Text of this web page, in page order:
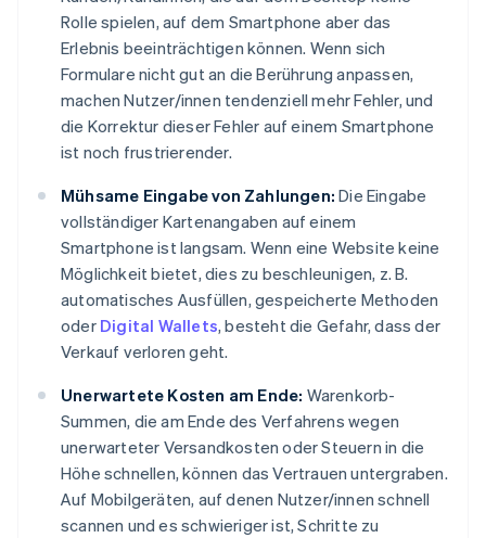
Rolle spielen, auf dem Smartphone aber das
Erlebnis beeinträchtigen können. Wenn sich
Formulare nicht gut an die Berührung anpassen,
machen Nutzer/innen tendenziell mehr Fehler, und
die Korrektur dieser Fehler auf einem Smartphone
ist noch frustrierender.
Mühsame Eingabe von Zahlungen: Die Eingabe
vollständiger Kartenangaben auf einem
Smartphone ist langsam. Wenn eine Website keine
Möglichkeit bietet, dies zu beschleunigen, z. B.
automatisches Ausfüllen, gespeicherte Methoden
oder Digital Wallets, besteht die Gefahr, dass der
Verkauf verloren geht.
Unerwartete Kosten am Ende: Warenkorb-
Summen, die am Ende des Verfahrens wegen
unerwarteter Versandkosten oder Steuern in die
Höhe schnellen, können das Vertrauen untergraben.
Auf Mobilgeräten, auf denen Nutzer/innen schnell
scannen und es schwieriger ist, Schritte zu